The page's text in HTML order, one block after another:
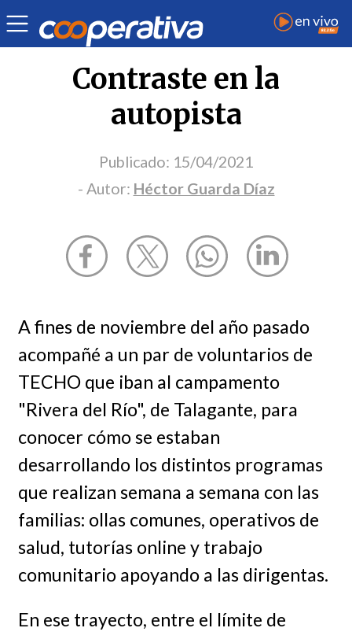
Opinión | Héctor Guarda Díaz
Contraste en la
autopista
Publicado: 15/04/2021
- Autor: Héctor Guarda Díaz
A fines de noviembre del año pasado
acompañé a un par de voluntarios de
TECHO que iban al campamento
"Rivera del Río", de Talagante, para
conocer cómo se estaban
desarrollando los distintos programas
que realizan semana a semana con las
familias: ollas comunes, operativos de
salud, tutorías online y trabajo
comunitario apoyando a las dirigentas.
En ese trayecto, entre el límite de